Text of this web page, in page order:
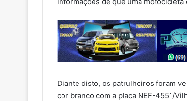
informações de que uma motocicleta
Diante disto, os patrulheiros foram
cor branco com a placa NEF-4551/